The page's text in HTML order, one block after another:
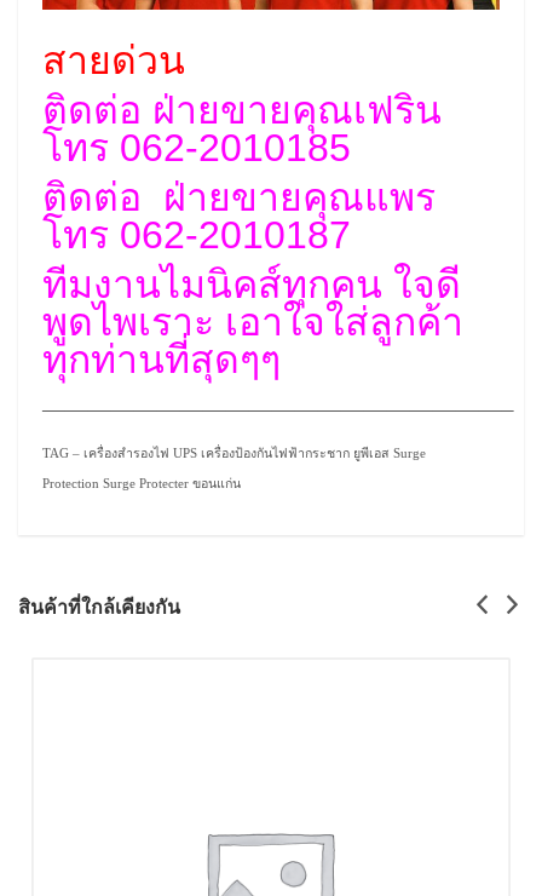
สายด่วน
ติดต่อ ฝ่ายขายคุณเฟริน
โทร 062-2010185
ติดต่อ ฝ่ายขายคุณแพร
โทร 062-2010187
ทีมงานไมนิคส์ทุกคน ใจดี
พูดไพเราะ เอาใจใส่ลูกค้า
ทุกท่านที่สุดๆๆ
————————————————————–
TAG – เครื่องสำรองไฟ UPS เครื่องป้องกันไฟฟ้ากระชาก ยูพีเอส Surge
Protection Surge Protecter ขอนแก่น
สินค้าที่ใกล้เคียงกัน